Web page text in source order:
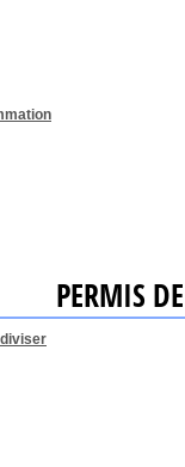
PERMIS